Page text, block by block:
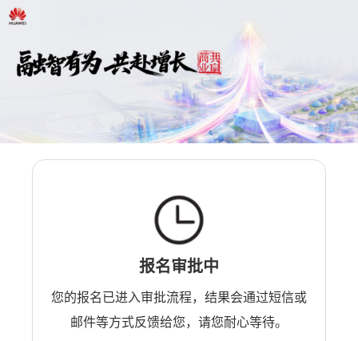
报名审批中
您的报名已进入审批流程，结果会通过短信或
邮件等方式反馈给您，请您耐心等待。